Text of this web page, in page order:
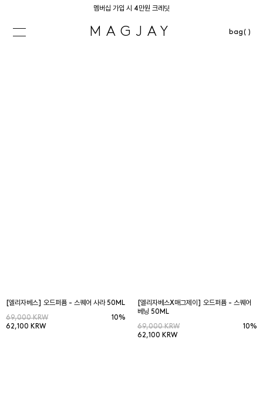
멤버십 가입 시 4만원 크레딧
MAGJAY bag( )
[엘리자베스] 오드퍼퓸 - 스퀘어 사라 50ML
69,000 KRW
62,100 KRW
10%
[엘리자베스X매그제이] 오드퍼퓸 - 스퀘어
베닝 50ML
69,000 KRW
62,100 KRW
10%